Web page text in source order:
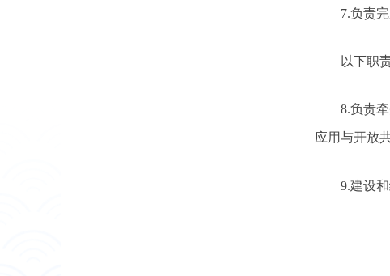
7.负责
以下职
8.负责
应用与开放共
9.建设